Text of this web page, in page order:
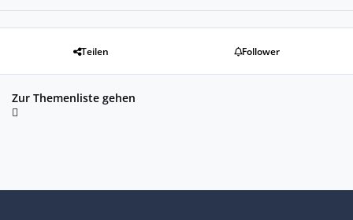
Teilen Follower
Zur Themenliste gehen